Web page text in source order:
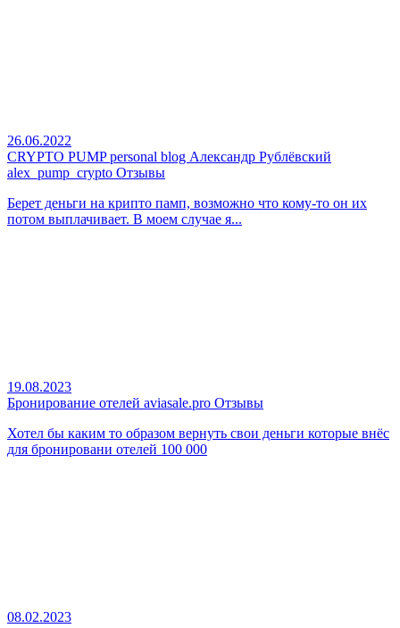
26.06.2022
CRYPTO PUMP personal blog Александр Рублёвский
alex_pump_crypto Отзывы
Берет деньги на крипто памп, возможно что кому-то он их
потом выплачивает. В моем случае я...
19.08.2023
Бронирование отелей aviasale.pro Отзывы
Хотел бы каким то образом вернуть свои деньги которые внёс
для бронировани отелей 100 000
08.02.2023